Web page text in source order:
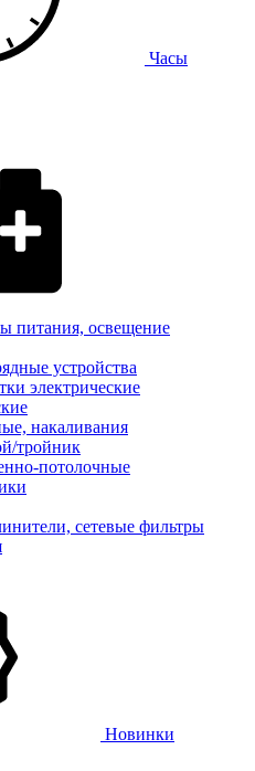
Часы
питания, освещение
устройства
электрические
накаливания
тройник
потолочные
сетевые фильтры
Новинки